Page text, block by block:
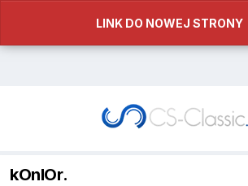
LINK DO NOWEJ STRONY
kOnIOr.